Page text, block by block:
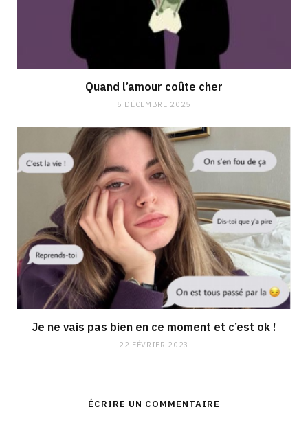
Quand l’amour coûte cher
5 DÉCEMBRE 2025
Je ne vais pas bien en ce moment et c’est ok !
22 FÉVRIER 2023
ÉCRIRE UN COMMENTAIRE